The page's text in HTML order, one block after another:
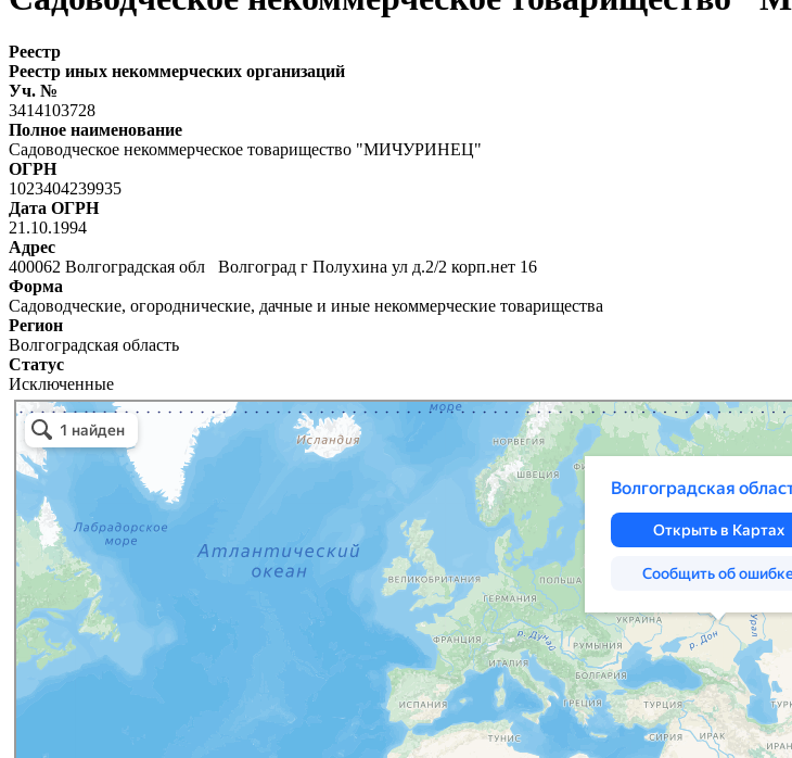
Реестр
Реестр иных некоммерческих организаций
Уч. №
3414103728
Полное наименование
Садоводческое некоммерческое товарищество "МИЧУРИНЕЦ"
ОГРН
1023404239935
Дата ОГРН
21.10.1994
Адрес
400062 Волгоградская обл Волгоград г Полухина ул д.2/2 корп.нет 16
Форма
Садоводческие, огороднические, дачные и иные некоммерческие товарищества
Регион
Волгоградская область
Статус
Исключенные